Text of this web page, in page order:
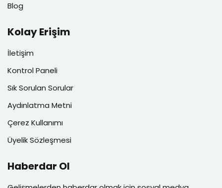
Blog
Kolay Erişim
İletişim
Kontrol Paneli
Sık Sorulan Sorular
Aydınlatma Metni
Çerez Kullanımı
Üyelik Sözleşmesi
Haberdar Ol